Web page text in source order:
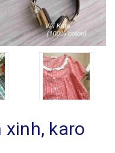
xinh, karo